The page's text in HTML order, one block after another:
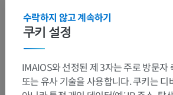
쿠키 설정
수락하지 않고 계속하기
IMAIOS와 선정된 제 3자는 주로 방문자
또는 유사 기술을 사용합니다. 쿠키는 디